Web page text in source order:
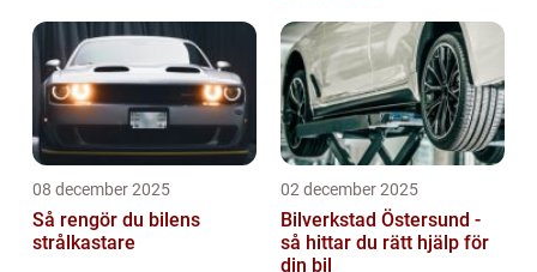
08 december 2025
Så rengör du bilens
strålkastare
02 december 2025
Bilverkstad Östersund -
så hittar du rätt hjälp för
din bil